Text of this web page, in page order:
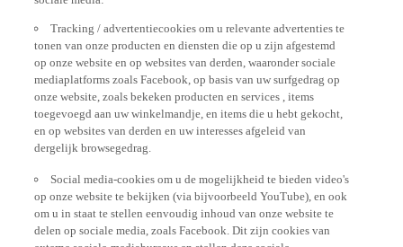
tonen van onze producten en diensten die op u zijn afgestemd
op onze website en op websites van derden, waaronder sociale
mediaplatforms zoals Facebook, op basis van uw surfgedrag op
onze website, zoals bekeken producten en services , items
toegevoegd aan uw winkelmandje, en items die u hebt gekocht,
en op websites van derden en uw interesses afgeleid van
dergelijk browsegedrag.
op onze website te bekijken (via bijvoorbeeld YouTube), en ook
om u in staat te stellen eenvoudig inhoud van onze website te
delen op sociale media, zoals Facebook. Dit zijn cookies van
externe sociale-mediabureaus en stellen deze sociale-